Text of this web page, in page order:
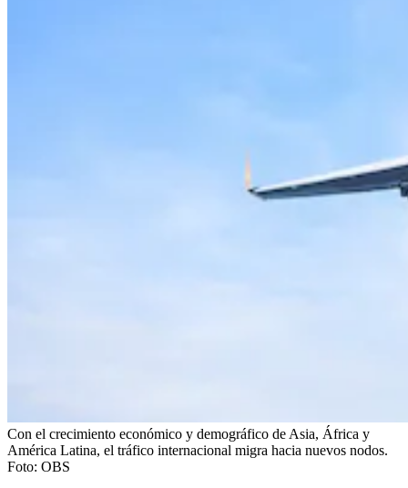
Con el crecimiento económico y demográfico de Asia, África y
América Latina, el tráfico internacional migra hacia nuevos nodos.
Foto: OBS